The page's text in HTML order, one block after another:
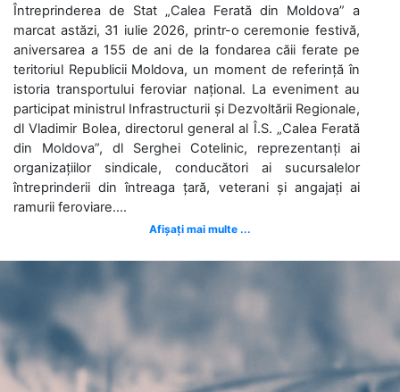
Întreprinderea de Stat „Calea Ferată din Moldova” a
marcat astăzi, 31 iulie 2026, printr-o ceremonie festivă,
aniversarea a 155 de ani de la fondarea căii ferate pe
teritoriul Republicii Moldova, un moment de referință în
istoria transportului feroviar național. La eveniment au
participat ministrul Infrastructurii și Dezvoltării Regionale,
dl Vladimir Bolea, directorul general al Î.S. „Calea Ferată
din Moldova”, dl Serghei Cotelinic, reprezentanți ai
organizațiilor sindicale, conducători ai sucursalelor
întreprinderii din întreaga țară, veterani și angajați ai
ramurii feroviare....
Afișați mai multe ...